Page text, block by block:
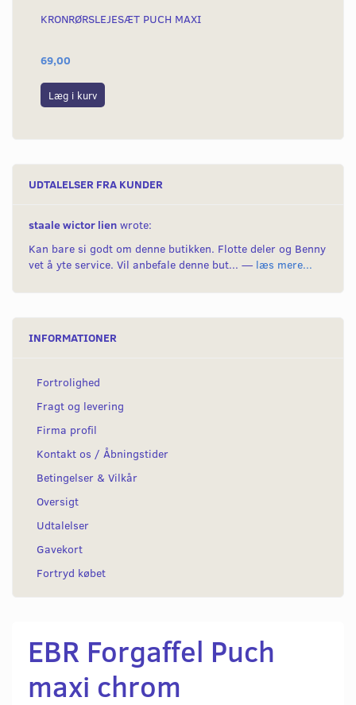
KRONRØRSLEJESÆT PUCH MAXI
69,00
Læg i kurv
UDTALELSER FRA KUNDER
staale wictor lien wrote:
Kan bare si godt om denne butikken. Flotte deler og Benny
vet å yte service. Vil anbefale denne but... — læs mere...
INFORMATIONER
Fortrolighed
Fragt og levering
Firma profil
Kontakt os / Åbningstider
Betingelser & Vilkår
Oversigt
Udtalelser
Gavekort
Fortryd købet
EBR Forgaffel Puch
maxi chrom